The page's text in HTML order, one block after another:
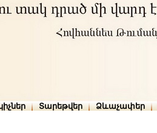
Տարեթվեր Ձևաչափեր